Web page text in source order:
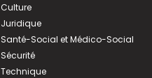
Culture
Juridique
Santé-Social et Médico-Social
Sécurité
Technique